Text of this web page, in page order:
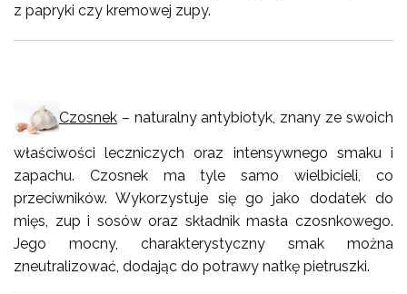
z papryki czy kremowej zupy.
Czosnek – naturalny antybiotyk, znany ze swoich
właściwości leczniczych oraz intensywnego smaku i
zapachu. Czosnek ma tyle samo wielbicieli, co
przeciwników. Wykorzystuje się go jako dodatek do
mięs, zup i sosów oraz składnik masła czosnkowego.
Jego mocny, charakterystyczny smak można
zneutralizować, dodając do potrawy natkę pietruszki.